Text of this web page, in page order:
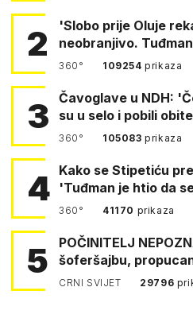
2
'Slobo prije Oluje
neobranjivo.
360° 109254prikaza
3
Čavoglave u NDH:
su u selo i pobili
360° 105083prikaza
4 Kako se Stipetiću
'Tuđman je htio da
360° 41170 prikaza
5
POČINITELJ
šoferšajbu,
Pejin
CRNI SVIJET 29796